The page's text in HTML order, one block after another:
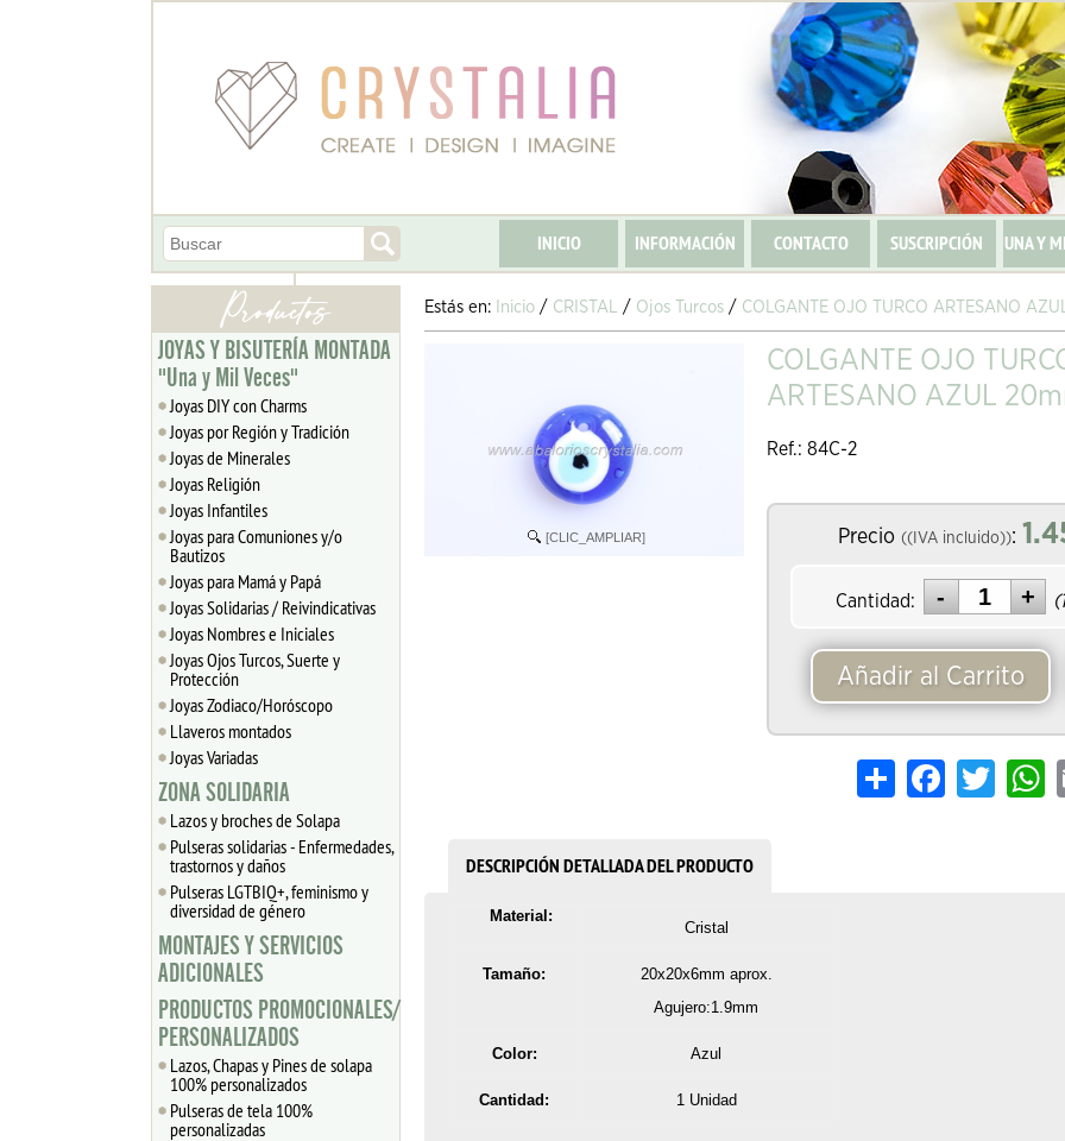
INICIO INFORMACIÓN CONTACTO SUSCRIPCIÓN UNA Y
JOYAS Y BISUTERÍA MONTADA
"Una y Mil Veces"
Joyas DIY con Charms
Joyas por Región y Tradición
Joyas de Minerales
Joyas Religión
Joyas Infantiles
Joyas para Comuniones y/o
Bautizos
Joyas para Mamá y Papá
Joyas Solidarias / Reivindicativas
Joyas Nombres e Iniciales
Joyas Ojos Turcos, Suerte y
Protección
Joyas Zodiaco/Horóscopo
Llaveros montados
Joyas Variadas
ZONA SOLIDARIA
Lazos y broches de Solapa
Pulseras solidarias - Enfermedades,
trastornos y daños
Pulseras LGTBIQ+, feminismo y
diversidad de género
MONTAJES Y SERVICIOS
ADICIONALES
PRODUCTOS PROMOCIONALES/
PERSONALIZADOS
Lazos, Chapas y Pines de solapa
100% personalizados
Pulseras de tela 100%
personalizadas
Estás en: Inicio / CRISTAL / Ojos Turcos / COLGANTE OJO TURCO ARTESANO
[CLIC_AMPLIAR]
COLGANTE OJO
ARTESANO AZUL
Ref.: 84C-2
Precio((IVA incluido)):
Cantidad: (
Añadir al Carrito
Share FacebookTwitter
DESCRIPCIÓN DETALLADA DEL PRODUCTO
Material:
Cristal
Tamaño:
20x20x6mm aprox.
Agujero:1.9mm
Color: Azul
Cantidad: 1 Unidad